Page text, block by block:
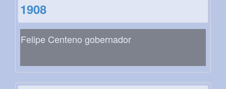
1908
Felipe Centeno gobernador